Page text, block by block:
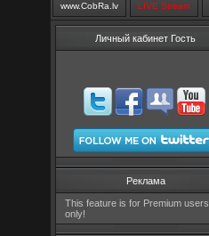
www.CobRa.lv LIVE Stream
Личный кабинет Гость
Реклама
This feature is for Premium users
only!